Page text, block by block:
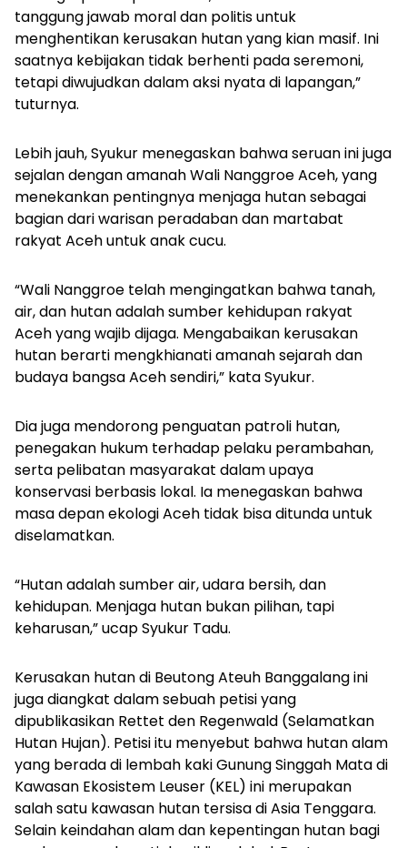
tanggung jawab moral dan politis untuk
menghentikan kerusakan hutan yang kian masif. Ini
saatnya kebijakan tidak berhenti pada seremoni,
tetapi diwujudkan dalam aksi nyata di lapangan,”
tuturnya.
Lebih jauh, Syukur menegaskan bahwa seruan ini juga
sejalan dengan amanah Wali Nanggroe Aceh, yang
menekankan pentingnya menjaga hutan sebagai
bagian dari warisan peradaban dan martabat
rakyat Aceh untuk anak cucu.
“Wali Nanggroe telah mengingatkan bahwa tanah,
air, dan hutan adalah sumber kehidupan rakyat
Aceh yang wajib dijaga. Mengabaikan kerusakan
hutan berarti mengkhianati amanah sejarah dan
budaya bangsa Aceh sendiri,” kata Syukur.
Dia juga mendorong penguatan patroli hutan,
penegakan hukum terhadap pelaku perambahan,
serta pelibatan masyarakat dalam upaya
konservasi berbasis lokal. Ia menegaskan bahwa
masa depan ekologi Aceh tidak bisa ditunda untuk
diselamatkan.
“Hutan adalah sumber air, udara bersih, dan
kehidupan. Menjaga hutan bukan pilihan, tapi
keharusan,” ucap Syukur Tadu.
Kerusakan hutan di Beutong Ateuh Banggalang ini
juga diangkat dalam sebuah petisi yang
dipublikasikan Rettet den Regenwald (Selamatkan
Hutan Hujan). Petisi itu menyebut bahwa hutan alam
yang berada di lembah kaki Gunung Singgah Mata di
Kawasan Ekosistem Leuser (KEL) ini merupakan
salah satu kawasan hutan tersisa di Asia Tenggara.
Selain keindahan alam dan kepentingan hutan bagi